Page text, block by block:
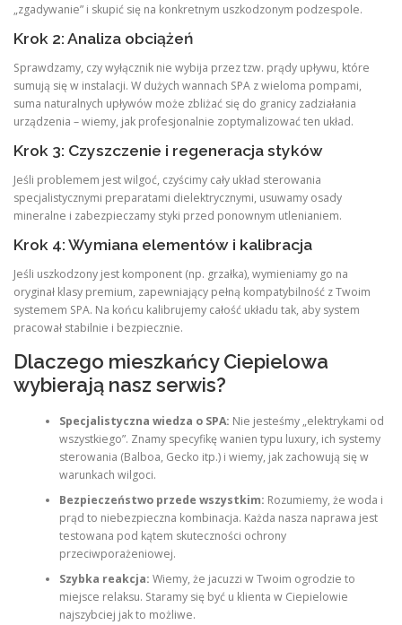
„zgadywanie” i skupić się na konkretnym uszkodzonym podzespole.
Krok 2: Analiza obciążeń
Sprawdzamy, czy wyłącznik nie wybija przez tzw. prądy upływu, które
sumują się w instalacji. W dużych wannach SPA z wieloma pompami,
suma naturalnych upływów może zbliżać się do granicy zadziałania
urządzenia – wiemy, jak profesjonalnie zoptymalizować ten układ.
Krok 3: Czyszczenie i regeneracja styków
Jeśli problemem jest wilgoć, czyścimy cały układ sterowania
specjalistycznymi preparatami dielektrycznymi, usuwamy osady
mineralne i zabezpieczamy styki przed ponownym utlenianiem.
Krok 4: Wymiana elementów i kalibracja
Jeśli uszkodzony jest komponent (np. grzałka), wymieniamy go na
oryginał klasy premium, zapewniający pełną kompatybilność z Twoim
systemem SPA. Na końcu kalibrujemy całość układu tak, aby system
pracował stabilnie i bezpiecznie.
Dlaczego mieszkańcy Ciepielowa
wybierają nasz serwis?
Specjalistyczna wiedza o SPA: Nie jesteśmy „elektrykami od
wszystkiego”. Znamy specyfikę wanien typu luxury, ich systemy
sterowania (Balboa, Gecko itp.) i wiemy, jak zachowują się w
warunkach wilgoci.
Bezpieczeństwo przede wszystkim: Rozumiemy, że woda i
prąd to niebezpieczna kombinacja. Każda nasza naprawa jest
testowana pod kątem skuteczności ochrony
przeciwporażeniowej.
Szybka reakcja: Wiemy, że jacuzzi w Twoim ogrodzie to
miejsce relaksu. Staramy się być u klienta w Ciepielowie
najszybciej jak to możliwe.